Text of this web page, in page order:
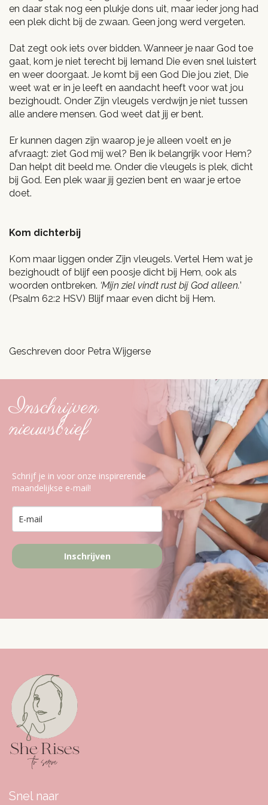
en daar stak nog een plukje dons uit, maar ieder jong had
een plek dicht bij de zwaan. Geen jong werd vergeten.
Dat zegt ook iets over bidden. Wanneer je naar God toe
gaat, kom je niet terecht bij Iemand Die even snel luistert
en weer doorgaat. Je komt bij een God Die jou ziet, Die
weet wat er in je leeft en aandacht heeft voor wat jou
bezighoudt. Onder Zijn vleugels verdwijn je niet tussen
alle andere mensen. God weet dat jij er bent.
Er kunnen dagen zijn waarop je je alleen voelt en je
afvraagt: ziet God mij wel? Ben ik belangrijk voor Hem?
Dan helpt dit beeld me. Onder die vleugels is plek, dicht
bij God. Een plek waar jij gezien bent en waar je ertoe
doet.
Kom dichterbij
Kom maar liggen onder Zijn vleugels. Vertel Hem wat je
bezighoudt of blijf een poosje dicht bij Hem, ook als
woorden ontbreken. ‘Mijn ziel vindt rust bij God alleen.’
(Psalm 62:2 HSV) Blijf maar even dicht bij Hem.
Geschreven door Petra Wijgerse
Inschrijven
nieuwsbrief
Schrijf je in voor onze inspirerende
maandelijkse e-mail!
Inschrijven
Snel naar